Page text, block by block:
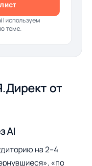
используем
теме.
от
AI
на 2–4
«по